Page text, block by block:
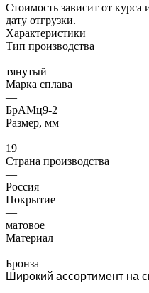
Стоимость зависит от
дату отгрузки.
Характеристики
Тип производства
—
тянутый
Марка сплава
—
БрАМц9-2
Размер, мм
—
19
Страна производства
—
Россия
Покрытие
—
матовое
Материал
—
Бронза
Широкий ассортимент на